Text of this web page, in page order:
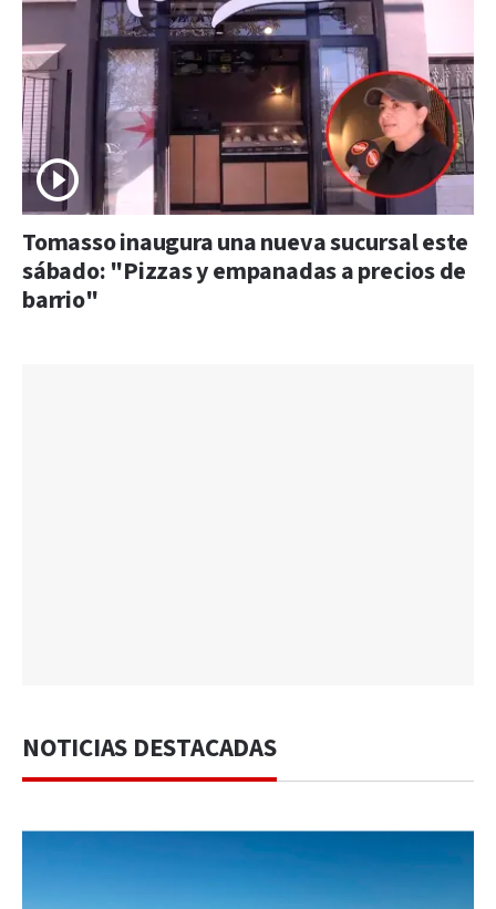
Tomasso inaugura una nueva sucursal este
sábado: "Pizzas y empanadas a precios de
barrio"
NOTICIAS DESTACADAS